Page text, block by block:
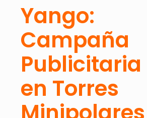
Yango:
Campaña
Publicitaria
en Torres